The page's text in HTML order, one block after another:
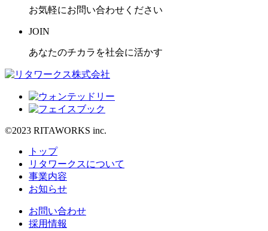
お気軽にお問い合わせください
JOIN
あなたのチカラを社会に活かす
©2023 RITAWORKS inc.
トップ
リタワークスについて
事業内容
お知らせ
お問い合わせ
採用情報